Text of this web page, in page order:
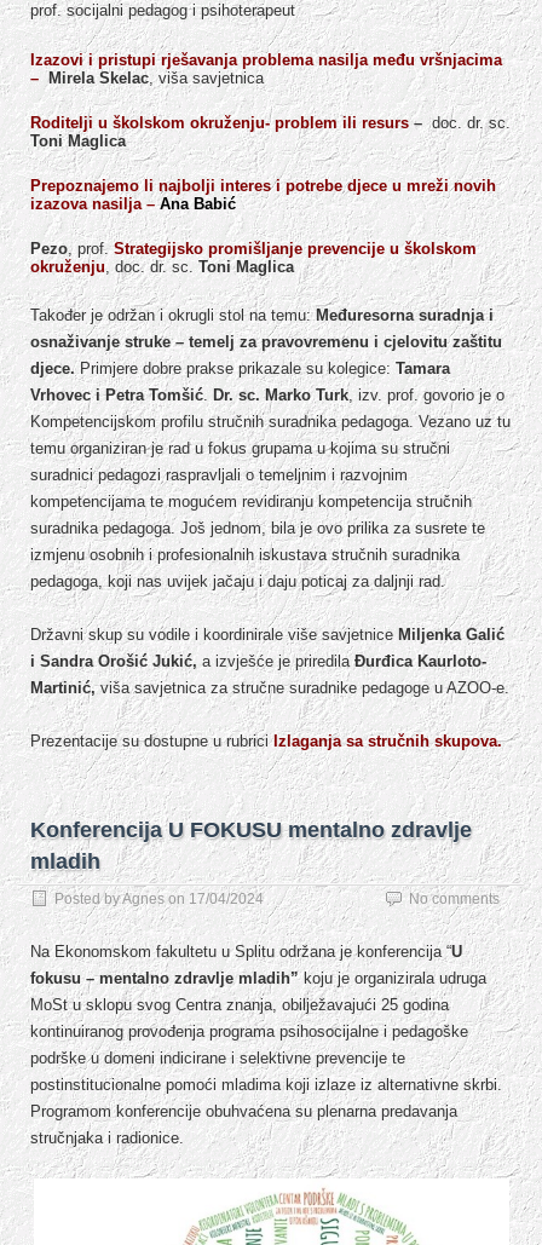
prof. socijalni pedagog i psihoterapeut
Izazovi i pristupi rješavanja problema nasilja među vršnjacima
– Mirela Skelac, viša savjetnica
Roditelji u školskom okruženju- problem ili resurs– doc. dr. sc.
Toni Maglica
Prepoznajemo li najbolji interes i potrebe djece u mreži novih
izazova nasilja –AnaBabić
Pezo, prof.Strategijsko promišljanje prevencije u školskom
okruženju, doc. dr. sc. Toni Maglica
Također je održan i okrugli stol na temu:Međuresorna suradnja i
osnaživanje struke – temelj za pravovremenu i cjelovitu zaštitu
djece.Primjere dobre prakse prikazale su kolegice: Tamara
Vrhovec i Petra Tomšić. Dr. sc. Marko Turk, izv. prof. govorio je o
Kompetencijskom profilu stručnih suradnika pedagoga. Vezano uz tu
temu organiziran je rad u fokus grupama u kojima su stručni
suradnici pedagozi raspravljali o temeljnim i razvojnim
kompetencijama te mogućem revidiranju kompetencija stručnih
suradnika pedagoga. Još jednom, bila je ovo prilika za susrete te
izmjenu osobnih i profesionalnih iskustava stručnih suradnika
pedagoga, koji nas uvijek jačaju i daju poticaj za daljnji rad.
Državni skup su vodile i koordinirale više savjetnice Miljenka Galić
i Sandra Orošić Jukić, a izvješće je priredilaĐurđica Kaurloto-
Martinić,viša savjetnica za stručne suradnike pedagoge u AZOO-e.
Prezentacije su dostupne u rubrici Izlaganja sa stručnih skupova.
Konferencija U FOKUSU mentalno zdravlje
mladih
Posted byAgnes on 17/04/2024 No comments
Na Ekonomskom fakultetu u Splitu održana je konferencija “U
fokusu – mentalno zdravlje mladih”koju je organizirala udruga
MoSt u sklopu svog Centra znanja, obilježavajući 25 godina
kontinuiranog provođenja programa psihosocijalne i pedagoške
podrške u domeni indicirane i selektivne prevencije te
postinstitucionalne pomoći mladima koji izlaze iz alternativne skrbi.
Programom konferencije obuhvaćena su plenarna predavanja
stručnjaka i radionice.